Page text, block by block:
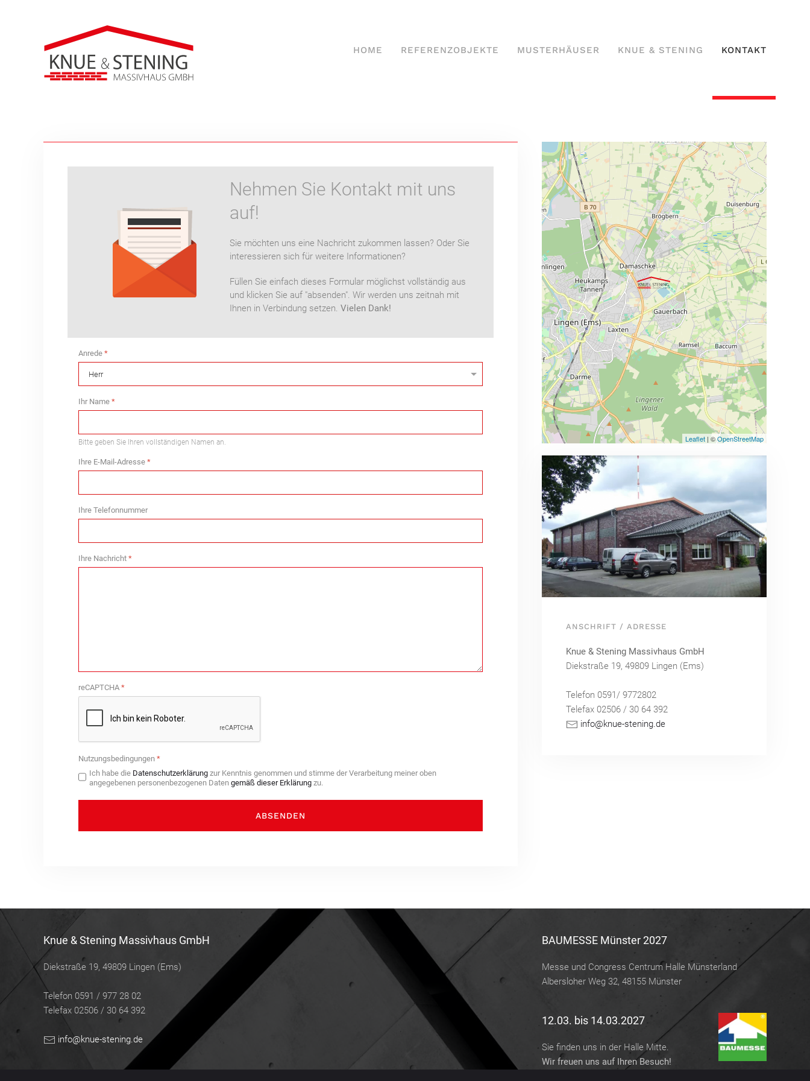
HOME REFERENZOBJEKTE MUSTERHÄUSER KNUE & STENING KONTAKT
Nehmen Sie Kontakt mit uns
auf!
Sie möchten uns eine Nachricht zukommen lassen? Oder Sie
interessieren sich für weitere Informationen?
Füllen Sie einfach dieses Formular möglichst vollständig aus
und klicken Sie auf "absenden". Wir werden uns zeitnah mit
Ihnen in Verbindung setzen. Vielen Dank!
Anrede *
Ihr Name *
Bitte geben Sie Ihren vollständigen Namen an.
Ihre E-Mail-Adresse *
Ihre Telefonnummer
Ihre Nachricht *
reCAPTCHA *
Nutzungsbedingungen *
Ich habe die Datenschutzerklärung zur Kenntnis genommen und stimme der Verarbeitung meiner oben
angegebenen personenbezogenen Daten gemäß dieser Erklärung zu.
ABSENDEN
Leaflet | ©OpenStreetMap
ANSCHRIFT / ADRESSE
Knue & Stening Massivhaus GmbH
Diekstraße 19, 49809 Lingen (Ems)
Telefon 0591/ 9772802
Telefax 02506 / 30 64 392
info@knue-stening.de
Knue & Stening Massivhaus GmbH
Diekstraße 19, 49809 Lingen (Ems)
Telefon 0591 / 977 28 02
Telefax 02506 / 30 64 392
info@knue-stening.de
BAUMESSE Münster 2027
Messe und Congress Centrum Halle Münsterland
Albersloher Weg 32, 48155 Münster
12.03. bis 14.03.2027
Sie finden uns in der Halle Mitte.
Wir freuen uns auf Ihren Besuch!